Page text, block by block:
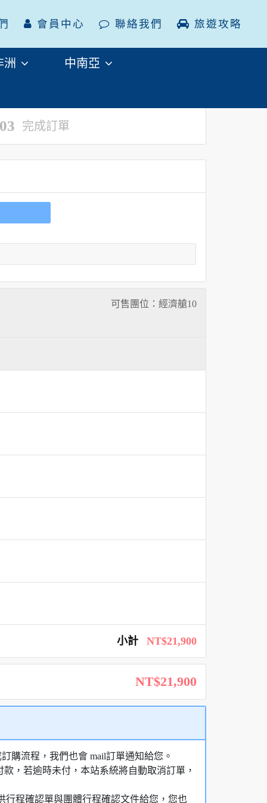
會員中心 聯絡我們 旅遊攻略
洲 中南亞
完成訂單
可售團位：經濟艙10
小計 NT$21,900
NT$21,900
購流程，我們也會 mail訂單通知給您。
，若逾時未付，本站系統將自動取消訂單，
行程確認單與團體行程確認文件給您，您也